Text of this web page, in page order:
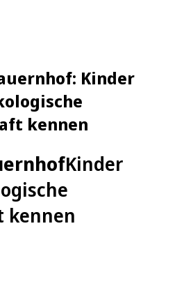
Kinder
kennen
Kinder
kennen